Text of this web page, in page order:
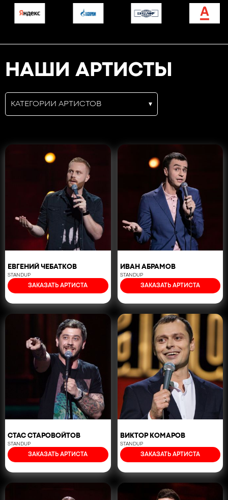
НАШИ АРТИСТЫ
КАТЕГОРИИ АРТИСТОВ ▾
ЕВГЕНИЙ ЧЕБАТКОВ
STANDUP
ЗАКАЗАТЬ АРТИСТА
ИВАН АБРАМОВ
STANDUP
ЗАКАЗАТЬ АРТИСТА
СТАС СТАРОВОЙТОВ
STANDUP
ЗАКАЗАТЬ АРТИСТА
ВИКТОР КОМАРОВ
STANDUP
ЗАКАЗАТЬ АРТИСТА